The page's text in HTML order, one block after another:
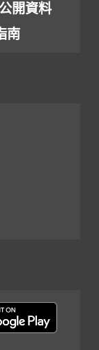
公開資料
南